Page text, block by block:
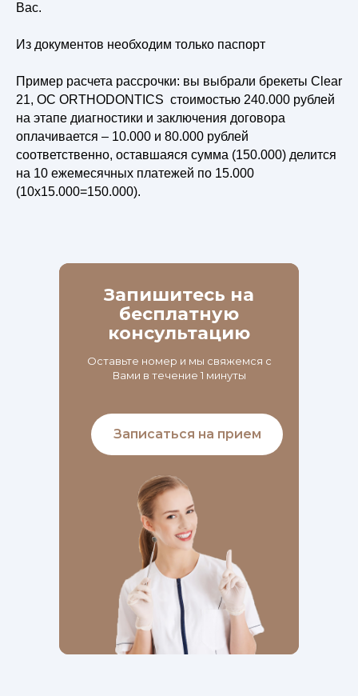
Вас.
Из документов необходим только паспорт
Пример расчета рассрочки: вы выбрали брекеты Clear
21, OC ORTHODONTICS стоимостью 240.000 рублей
на этапе диагностики и заключения договора
оплачивается – 10.000 и 80.000 рублей
соответственно, оставшаяся сумма (150.000) делится
на 10 ежемесячных платежей по 15.000
(10х15.000=150.000).
Запишитесь на
бесплатную
консультацию
Оставьте номер и мы свяжемся с
Вами в течение 1 минуты
Записаться на прием